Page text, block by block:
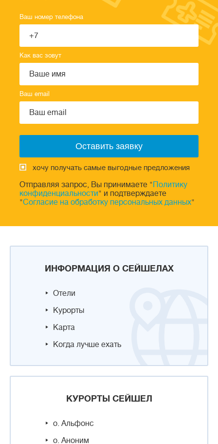
ИНФОРМАЦИЯ О СЕЙШЕЛАХ
Отели
Курорты
Карта
Когда лучше ехать
КУРОРТЫ СЕЙШЕЛ
о. Альфонс
о. Аноним
Ваш номер телефона
Как вас зовут
Ваш email
хочу получать самые выгодные предложения
Отправляя запрос, Вы принимаете "Политику
конфиденциальности" и подтверждаете
"Согласие на обработку персональных данных"